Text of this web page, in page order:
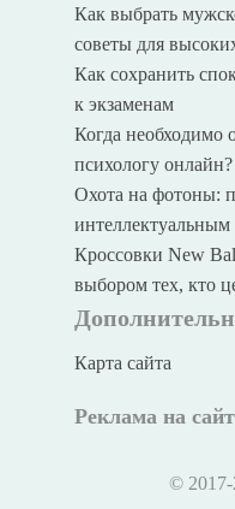
Как выбрать
советы для
Как сохранить
к экзаменам
Когда необходимо
психологу онлайн?
Охота на фотоны:
Кроссовки New
выбором тех, кто
Карта сайта
Реклама на
© 2017-